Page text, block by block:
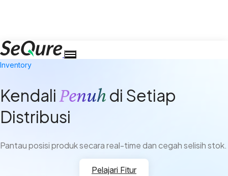
Inventory
Kendali Penuh di Setiap
Distribusi
Pantau posisi produk secara real-time dan cegah selisih stok.
Pelajari Fitur